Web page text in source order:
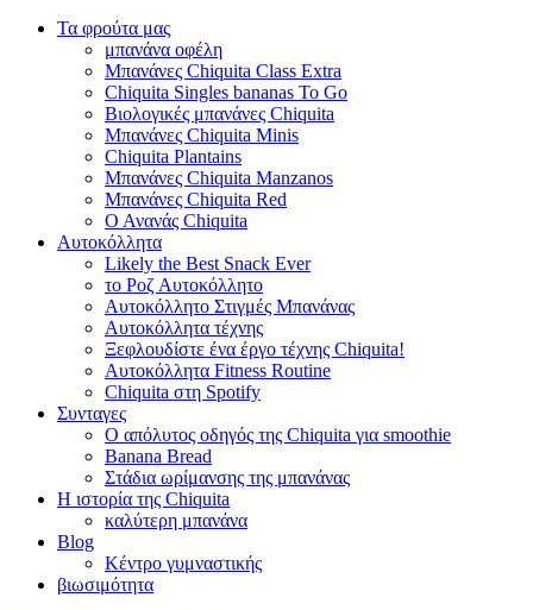
Τα φρούτα μας
μπανάνα οφέλη
Μπανάνες Chiquita Class Extra
Chiquita Singles bananas To Go
Βιολογικές μπανάνες Chiquita
Μπανάνες Chiquita Minis
Chiquita Plantains
Μπανάνες Chiquita Manzanos
Μπανάνες Chiquita Red
Ο Ανανάς Chiquita
Αυτοκόλλητα
Likely the Best Snack Ever
το Ροζ Αυτοκόλλητο
Αυτοκόλλητο Στιγμές Μπανάνας
Αυτοκόλλητα τέχνης
Ξεφλουδίστε ένα έργο τέχνης Chiquita!
Αυτοκόλλητα Fitness Routine
Chiquita στη Spotify
Συνταγες
Ο απόλυτος οδηγός της Chiquita για smoothie
Banana Bread
Στάδια ωρίμανσης της μπανάνας
Η ιστορία της Chiquita
καλύτερη μπανάνα
Blog
Κέντρο γυμναστικής
βιωσιμότητα